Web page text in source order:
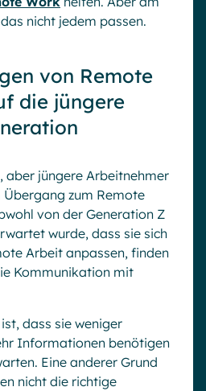
nicht jedem passen.
von Remote
die jüngere
aber jüngere Arbeitnehmer
zum Remote
von der Generation Z
wurde, dass sie sich
Arbeit anpassen, finden
Kommunikation mit
dass sie weniger
Informationen benötigen
Eine anderer Grund
nicht die richtige